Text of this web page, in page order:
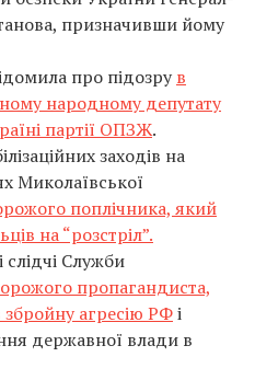
призначивши йому
про підозрув
народному депутату
партії ОПЗЖ.
заходів на
Миколаївської
поплічника, який
на “розстріл”.
слідчі Служби
пропагандиста,
агресію РФі
державної влади в